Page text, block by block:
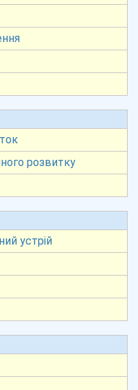
розвитку
устрій